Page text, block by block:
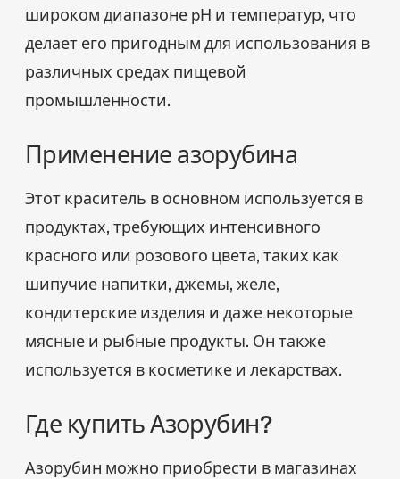
широком диапазоне pH и температур, что
делает его пригодным для использования в
различных средах пищевой
промышленности.
Применение азорубина
Этот краситель в основном используется в
продуктах, требующих интенсивного
красного или розового цвета, таких как
шипучие напитки, джемы, желе,
кондитерские изделия и даже некоторые
мясные и рыбные продукты. Он также
используется в косметике и лекарствах.
Где купить Азорубин?
Азорубин можно приобрести в магазинах